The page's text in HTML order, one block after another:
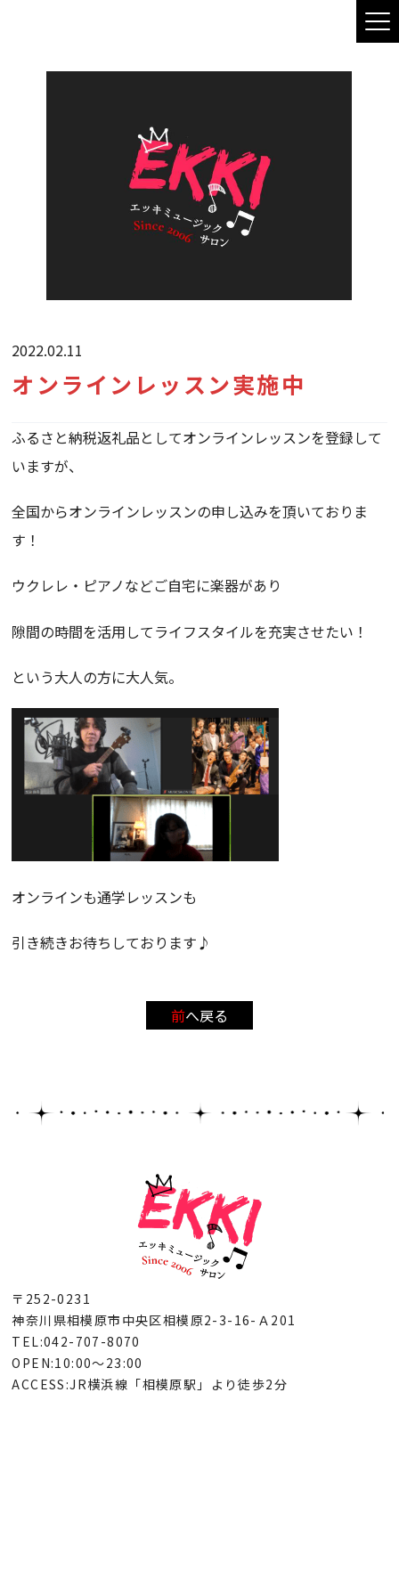
2022.02.11
オンラインレッスン実施中
ふるさと納税返礼品としてオンラインレッスンを登録して
いますが、
全国からオンラインレッスンの申し込みを頂いておりま
す！
ウクレレ・ピアノなどご自宅に楽器があり
隙間の時間を活用してライフスタイルを充実させたい！
という大人の方に大人気。
オンラインも通学レッスンも
引き続きお待ちしております♪
前へ戻る
〒252-0231
神奈川県相模原市中央区相模原2-3-16-Ａ201
TEL:042-707-8070
OPEN:10:00～23:00
ACCESS:JR横浜線「相模原駅」より徒歩2分